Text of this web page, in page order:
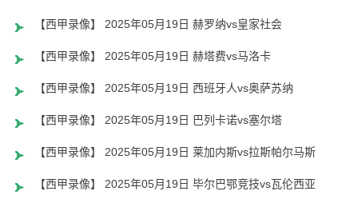
【西甲录像】 2025年05月19日 赫罗纳vs皇家社会
【西甲录像】 2025年05月19日 赫塔费vs马洛卡
【西甲录像】 2025年05月19日 西班牙人vs奥萨苏纳
【西甲录像】 2025年05月19日 巴列卡诺vs塞尔塔
【西甲录像】 2025年05月19日 莱加内斯vs拉斯帕尔马斯
【西甲录像】 2025年05月19日 毕尔巴鄂竞技vs瓦伦西亚